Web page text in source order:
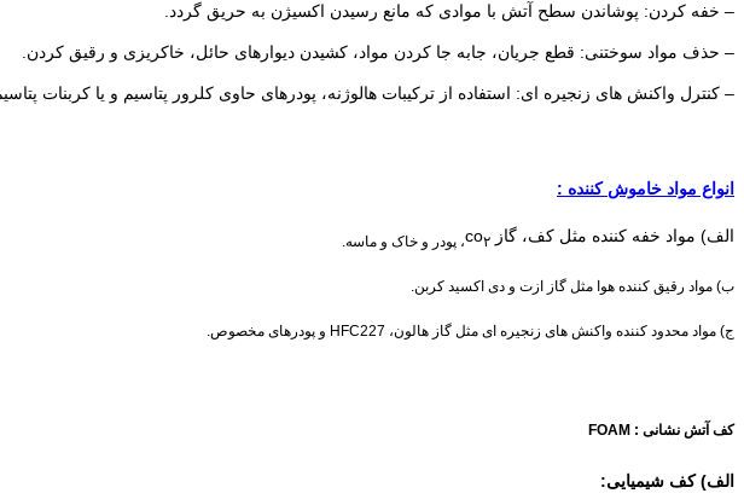
– خفه کردن: پوشاندن سطح آتش با موادی که مانع رسیدن اکسیژن به حریق گردد.
– حذف مواد سوختنی: قطع جریان، جابه جا کردن مواد، کشیدن دیوارهای حائل، خاکریزی و رقیق کردن.
– کنترل واکنش های زنجیره ای: استفاده از ترکیبات هالوژنه، پودرهای حاوی کلرور پتاسیم و یا کربنات
انواع مواد خاموش کننده :
الف) مواد خفه کننده مثل کف، گاز co ۲، پودر و خاک و ماسه.
ب) مواد رقیق کننده هوا مثل گاز ازت و دی اکسید کربن.
ج) مواد محدود کننده واکنش های زنجیره ای مثل گاز هالون، HFC227 و پودرهای مخصوص.
کف آتش نشانی : FOAM
الف) کف شیمیایی: